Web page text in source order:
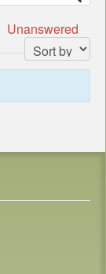
Unanswered